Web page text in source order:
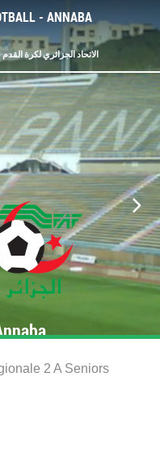
- ANNABA
FÉDÉRATION ALGÉRIENNE DE FOOTBALL - الاتحاد الجزائري لكرة القدم
2 A Seniors